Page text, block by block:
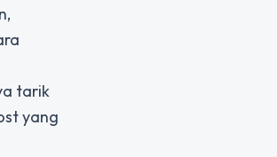
tarik
yang